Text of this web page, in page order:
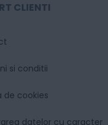
CLIENTI
si conditii
de cookies
datelor cu caracter